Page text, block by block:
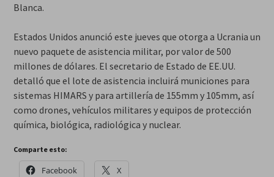
Blanca.
Estados Unidos anunció este jueves que otorga a Ucrania un
nuevo paquete de asistencia militar, por valor de 500
millones de dólares. El secretario de Estado de EE.UU.
detalló que el lote de asistencia incluirá municiones para
sistemas HIMARS y para artillería de 155mm y 105mm, así
como drones, vehículos militares y equipos de protección
química, biológica, radiológica y nuclear.
Comparte esto:
Facebook X